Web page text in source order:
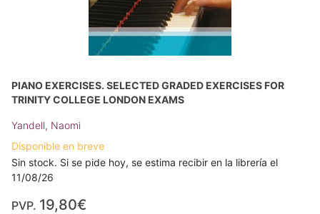
PIANO EXERCISES. SELECTED GRADED EXERCISES FOR
TRINITY COLLEGE LONDON EXAMS
Yandell, Naomi
Disponible en breve
Sin stock. Si se pide hoy, se estima recibir en la librería el
11/08/26
PVP. 19,80€